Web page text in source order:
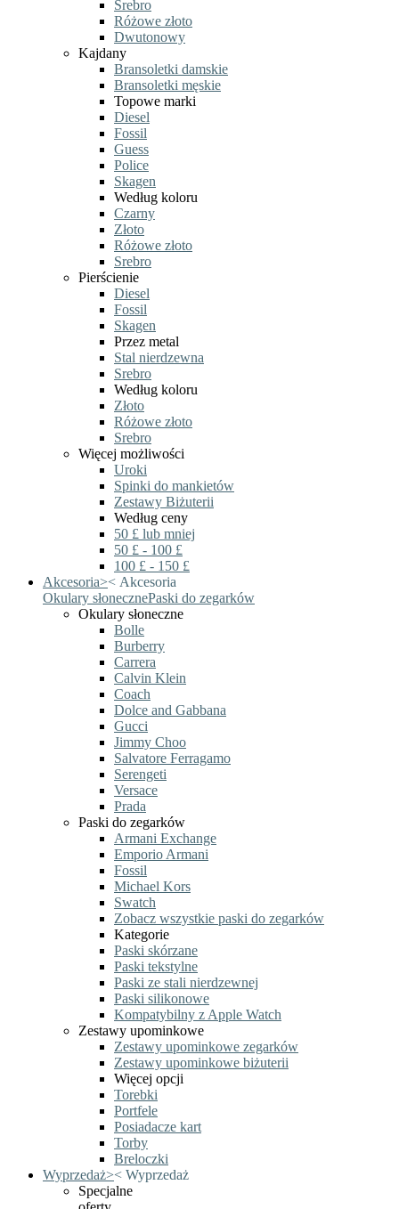
Srebro
Różowe złoto
Dwutonowy
Kajdany
Bransoletki damskie
Bransoletki męskie
Topowe marki
Diesel
Fossil
Guess
Police
Skagen
Według koloru
Czarny
Złoto
Różowe złoto
Srebro
Pierścienie
Diesel
Fossil
Skagen
Przez metal
Stal nierdzewna
Srebro
Według koloru
Złoto
Różowe złoto
Srebro
Więcej możliwości
Uroki
Spinki do mankietów
Zestawy Biżuterii
Według ceny
50 £ lub mniej
50 £ - 100 £
100 £ - 150 £
Akcesoria>< Akcesoria
Okulary słonecznePaski do zegarków
Okulary słoneczne
Bolle
Burberry
Carrera
Calvin Klein
Coach
Dolce and Gabbana
Gucci
Jimmy Choo
Salvatore Ferragamo
Serengeti
Versace
Prada
Paski do zegarków
Armani Exchange
Emporio Armani
Fossil
Michael Kors
Swatch
Zobacz wszystkie paski do zegarków
Kategorie
Paski skórzane
Paski tekstylne
Paski ze stali nierdzewnej
Paski silikonowe
Kompatybilny z Apple Watch
Zestawy upominkowe
Zestawy upominkowe zegarków
Zestawy upominkowe biżuterii
Więcej opcji
Torebki
Portfele
Posiadacze kart
Torby
Breloczki
Wyprzedaż>< Wyprzedaż
Specjalne